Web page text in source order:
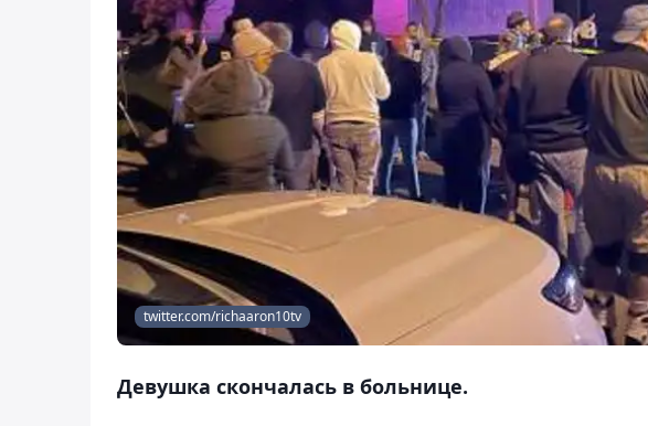
twitter.com/richaaron10tv
Девушка скончалась в больнице.